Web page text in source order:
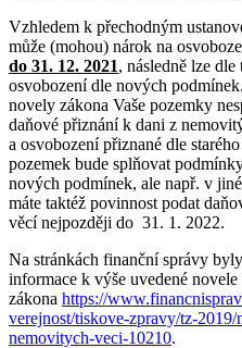
Vzhledem k přechodným
může (mohou) nárok na
do 31. 12. 2021, následně lze
osvobození dle nových
novely zákona Vaše pozemky
daňové přiznání k dani z
a osvobození přiznané dle
pozemek bude splňovat
nových podmínek, ale např. v
máte taktéž povinnost podat
věcí nejpozději do 31. 1. 2022.
Na stránkách finanční správy
informace k výše uvedené novele
zákona https://
verejnost/tiskove-zpravy/tz-
nemovitych-veci-10210.